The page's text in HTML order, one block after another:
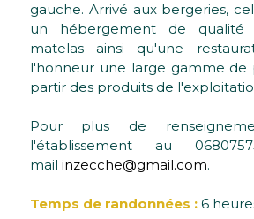
gauche. Arrivé aux bergeries,
un hébergement de
matelas ainsi qu'une
l'honneur une large gamme de
partir des produits de
Pour plus de
l'établissement au
mail inzecche@gmail.com.
Temps de randonnées : 6